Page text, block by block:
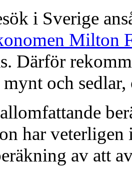
i Sverige
Milton
Därför
mynt och
har veterligen
av att